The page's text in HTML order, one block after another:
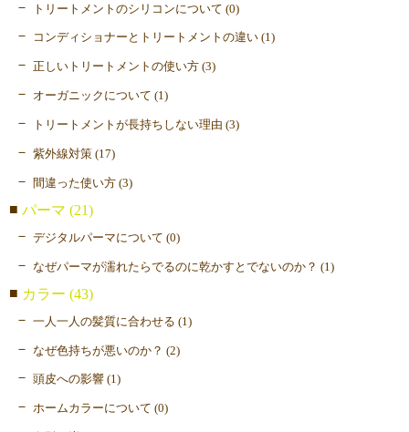
トリートメントのシリコンについて (0)
コンディショナーとトリートメントの違い (1)
正しいトリートメントの使い方 (3)
オーガニックについて (1)
トリートメントが長持ちしない理由 (3)
紫外線対策 (17)
間違った使い方 (3)
パーマ (21)
デジタルパーマについて (0)
なぜパーマが濡れたらでるのに乾かすとでないのか？ (1)
カラー (43)
一人一人の髪質に合わせる (1)
なぜ色持ちが悪いのか？ (2)
頭皮への影響 (1)
ホームカラーについて (0)